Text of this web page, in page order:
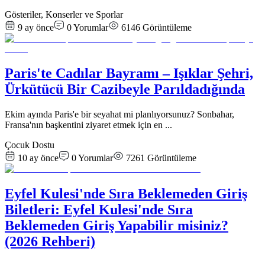
Gösteriler, Konserler ve Sporlar
9 ay önce
0Yorumlar 6146 Görüntüleme
Paris'te Cadılar Bayramı – Işıklar Şehri,
Ürkütücü Bir Cazibeyle Parıldadığında
Ekim ayında Paris'e bir seyahat mi planlıyorsunuz? Sonbahar,
Fransa'nın başkentini ziyaret etmek için en ...
Çocuk Dostu
10 ay önce
0Yorumlar 7261 Görüntüleme
Eyfel Kulesi'nde Sıra Beklemeden Giriş
Biletleri: Eyfel Kulesi'nde Sıra
Beklemeden Giriş Yapabilir misiniz?
(2026 Rehberi)